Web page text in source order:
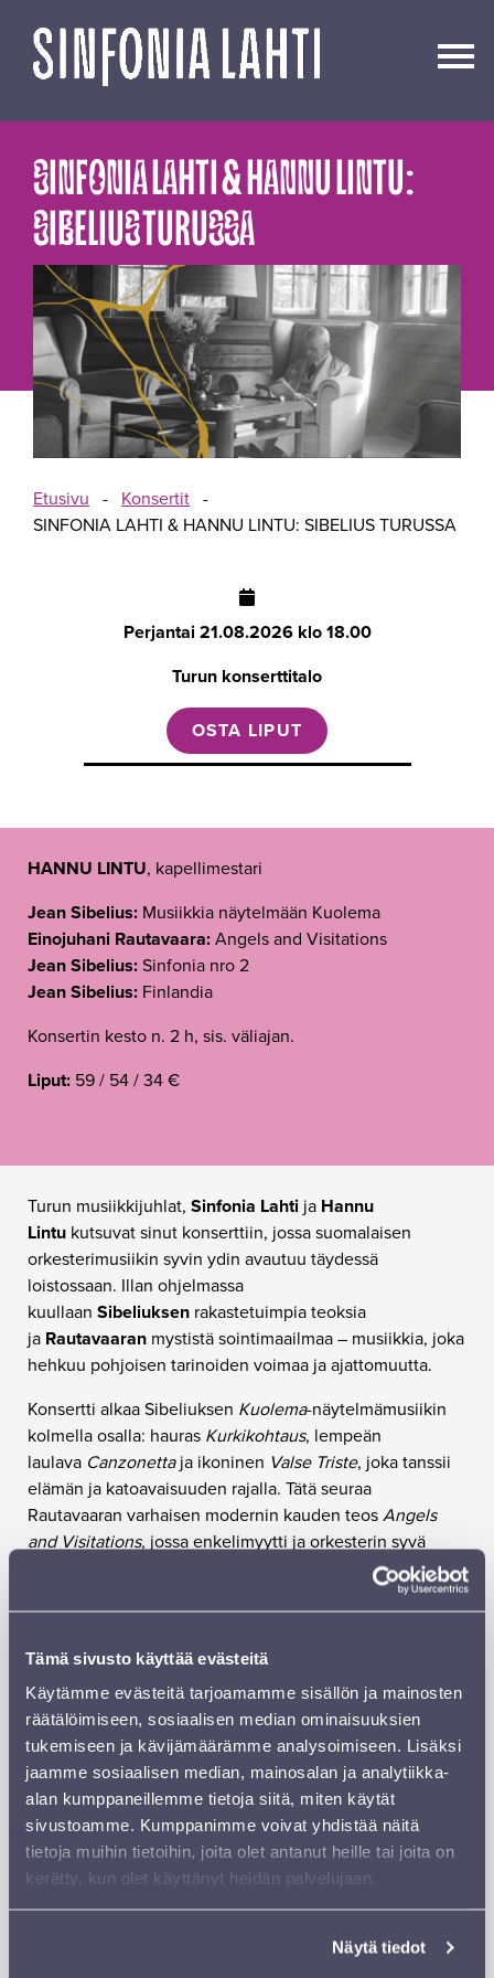
Tämä sivusto käyttää evästeitä
Käytämme evästeitä tarjoamamme sisällön ja mainosten
räätälöimiseen, sosiaalisen median ominaisuuksien
tukemiseen ja kävijämäärämme analysoimiseen. Lisäksi
jaamme sosiaalisen median, mainosalan ja analytiikka-
alan kumppaneillemme tietoja siitä, miten käytät
sivustoamme. Kumppanimme voivat yhdistää näitä
tietoja muihin tietoihin, joita olet antanut heille tai joita on
kerätty, kun olet käyttänyt heidän palvelujaan.
Näytä tiedot
sisältöön
SINFONIA LAHTI & HANNU LINTU:
SIBELIUS TURUSSA
Etusivu - Konsertit -
SINFONIA LAHTI & HANNU LINTU: SIBELIUS TURUSSA
Perjantai21.08.2026 klo 18.00
Turun konserttitalo
OSTA LIPUT
HANNU LINTU, kapellimestari
Jean Sibelius: Musiikkia näytelmään Kuolema
Einojuhani Rautavaara:Angels and Visitations
Jean Sibelius:Sinfonia nro 2
Jean Sibelius: Finlandia
Konsertin kesto n. 2 h, sis. väliajan.
Liput: 59 / 54 / 34 €
Turun musiikkijuhlat, Sinfonia Lahti ja Hannu
Lintu kutsuvat sinut konserttiin, jossa suomalaisen
orkesterimusiikin syvin ydin avautuu täydessä
loistossaan. Illan ohjelmassa
kuullaan Sibeliuksen rakastetuimpia teoksia
ja Rautavaaran mystistä sointimaailmaa – musiikkia, joka
hehkuu pohjoisen tarinoiden voimaa ja ajattomuutta.
Konsertti alkaa Sibeliuksen Kuolema-näytelmämusiikin
kolmella osalla: hauras Kurkikohtaus, lempeän
laulava Canzonettaja ikoninen Valse Triste, joka tanssii
elämän ja katoavaisuuden rajalla. Tätä seuraa
Rautavaaran varhaisen modernin kauden teosAngels
and Visitations, jossa enkelimyytti ja orkesterin syvä
sointivärien kirjo kietoutuvat hypnoottiseksi näyksi. Illan
, yksi suomalaisen
sinfoniakirjallisuuden kulmakivistä. Se rakentaa matkansa
epävarmasta etsinnästä kirkastuvaan finaaliin, jonka
nousu kohti valoa kuuluu orkesterimusiikin kauneimpiin.
Konsertin kruunaa juhlavaFinlandia , teos, joka on kuin
kansallinen sydämenlyönti.
Illan ohjelma vie kuulijansa tunteiden harmonian läpi:
alun herkkyys ja symbolistinen hämärä johdattavat
kuulijan kohti Rautavaaran mystisiä, ajan rajoja hipovia
sävyjä. Toisen sinfonian voima kasvaa orgaanisesti,
hengittää vapaasti ja puhkeaa lopulta valoon, joka
ympäröi koko konserttisalin. Finlandia päättää illan
kohti jotakin suurempaa ja toiveikkaampaa.